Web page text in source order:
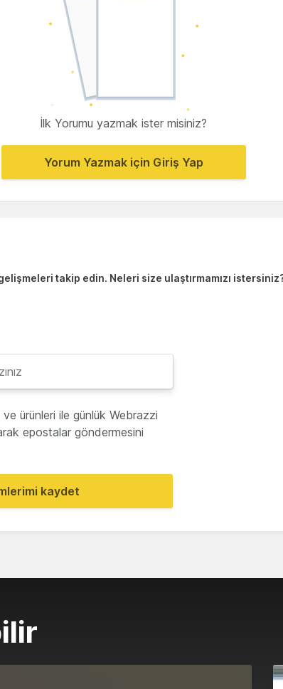
İlk Yorumu yazmak ister misiniz?
Yorum Yazmak için Giriş Yap
takip edin. Neleri size ulaştırmamızı
ürünleri ile günlük Webrazzi
epostalar göndermesini
kaydet